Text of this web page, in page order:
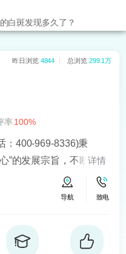
白斑发现多久了？
源白癜风
昨日浏览 4844 总浏览 299.1万
率 100%
：400-969-8336)秉
”的发展宗旨，不断引进
务品质和医疗水平倾力
详情
导航 致电